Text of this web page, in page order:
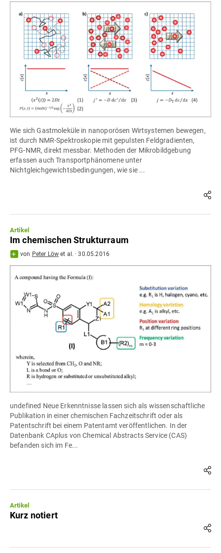
Wie sich Gastmoleküle in nanoporösen Wirtsystemen bewegen,
ist durch NMR-Spektroskopie mit gepulsten Feldgradienten,
PFG-NMR, direkt messbar. Methoden der Mikrobildgebung
erfassen auch Transportphänomene unter
Nichtgleichgewichtsbedingungen, wie sie ...
Artikel
Im chemischen Strukturraum
von Peter Löwet al. ·30.05.2016
undefined Neue Erkenntnisse lassen sich als wissenschaftliche
Publikation in einer chemischen Fachzeitschrift oder als
Patentschrift bei einem Patentamt veröffentlichen. In der
Datenbank CAplus von Chemical Abstracts Service (CAS)
befanden sich im Fe...
Artikel
Kurz notiert